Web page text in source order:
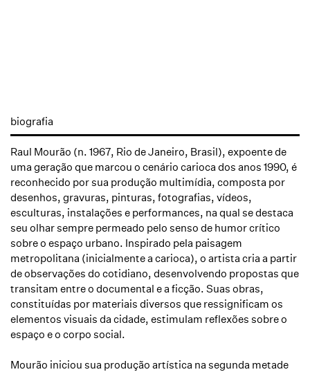
biografia
Raul Mourão (n. 1967, Rio de Janeiro, Brasil), expoente de
uma geração que marcou o cenário carioca dos anos 1990, é
reconhecido por sua produção multimídia, composta por
desenhos, gravuras, pinturas, fotografias, vídeos,
esculturas, instalações e performances, na qual se destaca
seu olhar sempre permeado pelo senso de humor crítico
sobre o espaço urbano. Inspirado pela paisagem
metropolitana (inicialmente a carioca), o artista cria a partir
de observações do cotidiano, desenvolvendo propostas que
transitam entre o documental e a ficção. Suas obras,
constituídas por materiais diversos que ressignificam os
elementos visuais da cidade, estimulam reflexões sobre o
espaço e o corpo social.
Mourão iniciou sua produção artística na segunda metade